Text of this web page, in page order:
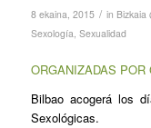
8 ekaina, 2015 / in Bizkaia
Sexología, Sexualidad
ORGANIZADAS POR
Bilbao acogerá los
Sexológicas.